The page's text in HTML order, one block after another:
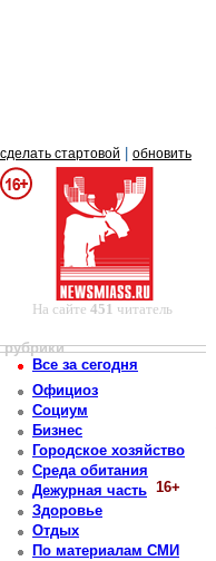
сделать стартовой обновить
На сайте451 читатель
рубрики
Все за сегодня
Официоз
Социум
Бизнес
Городское хозяйство
Среда обитания
Дежурная часть 16+
Здоровье
Отдых
По материалам СМИ